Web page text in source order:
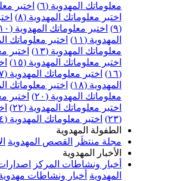
المهدوية (٦)
اختبر معلوماتك المهدوية
معلوماتك المهدوية (٨)
اختبر معلوماتك
اختبر معلوماتك المهدوية (١٠)
اختبر
اختبر معلوماتك المهدوية (١٢)
المهدوية (١٣)
اختبر معلوماتك
معلوماتك المهدوية (١٥)
اختبر معلوماتك
اختبر معلوماتك المهدوية (١٧)
اختبر
اختبر معلوماتك المهدوية (١٩)
المهدوية (٢٠)
اختبر معلوماتك
معلوماتك المهدوية (٢٢)
اختبر معلوماتك
اختبر معلوماتك المهدوية (٢٤)
المهدوية
منتظَر
القصص المهدوية الأناشيد
المهدوية
ونشاطات المركز اصدارات المركز
أخبار ونشاطات مهدوية